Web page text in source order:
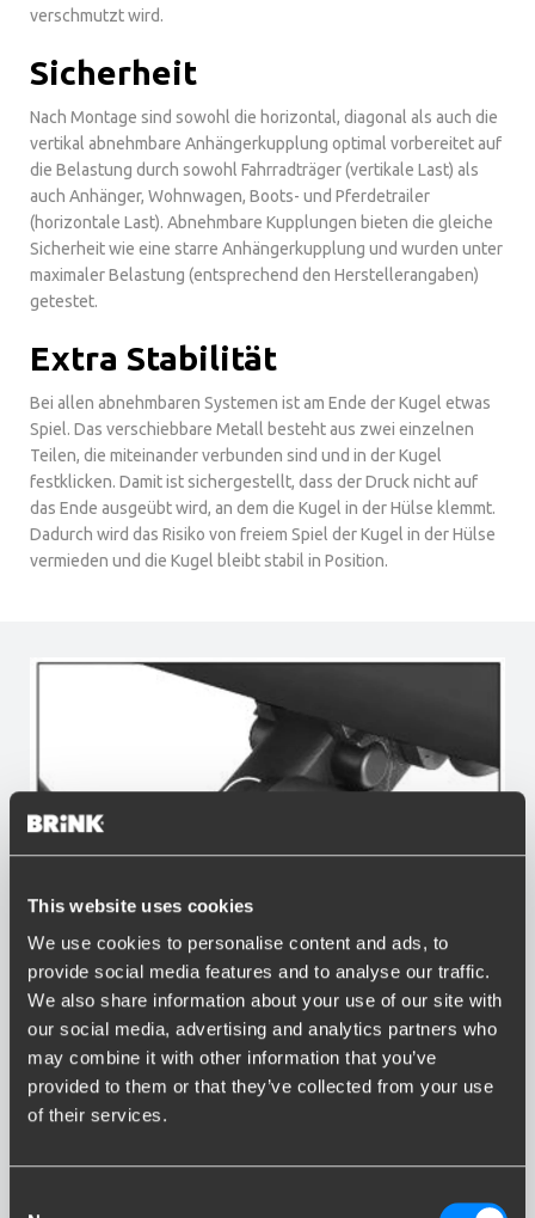
This website uses cookies
We use cookies to personalise content and ads, to
provide social media features and to analyse our traffic.
We also share information about your use of our site with
our social media, advertising and analytics partners who
may combine it with other information that you’ve
provided to them or that they’ve collected from your use
of their services.
verschmutzt wird.
Sicherheit
Nach Montage sind sowohl die horizontal, diagonal als auch die
vertikal abnehmbare Anhängerkupplung optimal vorbereitet auf
die Belastung durch sowohl Fahrradträger (vertikale Last) als
auch Anhänger, Wohnwagen, Boots- und Pferdetrailer
(horizontale Last). Abnehmbare Kupplungen bieten die gleiche
Sicherheit wie eine starre Anhängerkupplung und wurden unter
maximaler Belastung (entsprechend den Herstellerangaben)
getestet.
Extra Stabilität
Bei allen abnehmbaren Systemen ist am Ende der Kugel etwas
Spiel. Das verschiebbare Metall besteht aus zwei einzelnen
Teilen, die miteinander verbunden sind und in der Kugel
festklicken. Damit ist sichergestellt, dass der Druck nicht auf
das Ende ausgeübt wird, an dem die Kugel in der Hülse klemmt.
Dadurch wird das Risiko von freiem Spiel der Kugel in der Hülse
vermieden und die Kugel bleibt stabil in Position.
Anti-Diebstahl-Schloss
Alle abnehmbaren Anhängerkupplungen sind diebstahlsicher.